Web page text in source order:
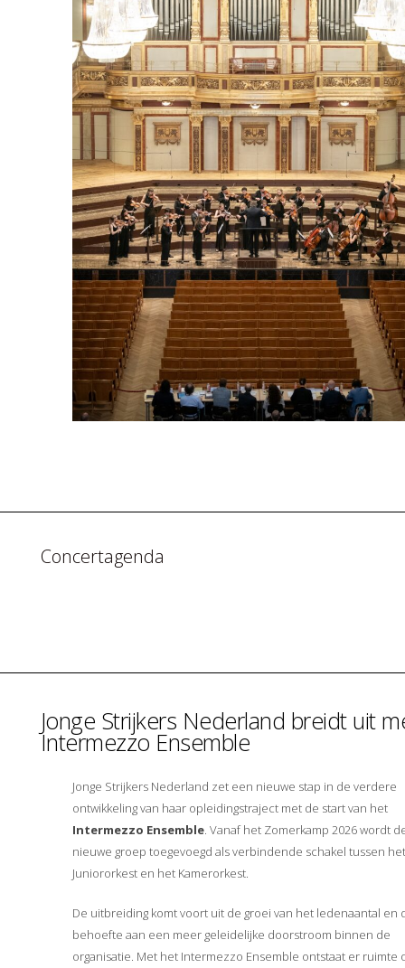
Concertagenda
Jonge Strijkers Nederland breidt uit
Intermezzo Ensemble
Jonge Strijkers Nederland zet een nieuwe stap in de verdere
ontwikkeling van haar opleidingstraject met de start van het
Intermezzo Ensemble. Vanaf het Zomerkamp 2026 wordt
nieuwe groep toegevoegd als verbindende schakel tussen het
Juniororkest en het Kamerorkest.
De uitbreiding komt voort uit de groei van het ledenaantal en
behoefte aan een meer geleidelijke doorstroom binnen de
organisatie. Met het Intermezzo Ensemble ontstaat er ruimte